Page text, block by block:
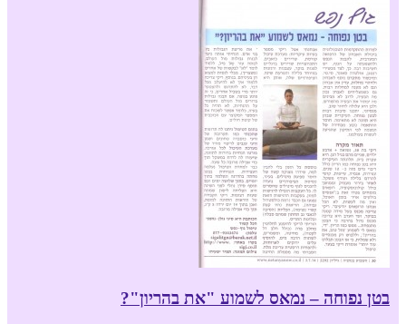
בטן נפוחה – נמאס לשמוע "את בהריון"?